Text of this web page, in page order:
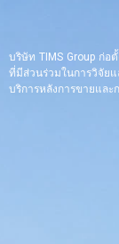
บริษัท TIMS Group ก่อ
ที่มีส่วนร่วมในการวิจัย
บริการหลังการขายแล
อื่น ๆ เป็นองค์กรไฮเ
องค์กรมาตรฐานของส